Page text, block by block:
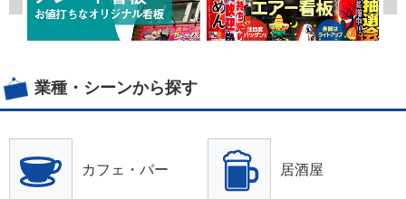
業種・シーンから探す
カフェ・バー 居酒屋